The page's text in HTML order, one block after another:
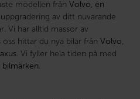
modellen från Volvo, en
av ditt nuvarande
Vi har alltid massor av
hittar du nya bilar från Volvo,
. Vi fyller hela tiden på med
bilmärken.